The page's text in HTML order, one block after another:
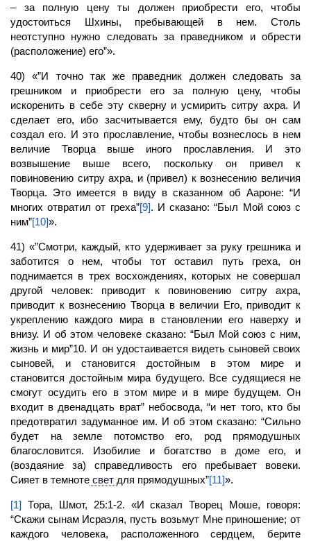
– за полную цену ты должен приобрести его, чтобы
удостоиться Шхины, пребывающей в нем. Столь
неотступно нужно следовать за праведником и обрести
(расположение) его”».
40) «”И точно так же праведник должен следовать за
грешником и приобрести его за полную цену, чтобы
искоренить в себе эту скверну и усмирить ситру ахра. И
сделает его, ибо засчитывается ему, будто бы он сам
создал его. И это прославление, чтобы вознеслось в нем
величие Творца выше иного прославления. И это
возвышение выше всего, поскольку он привел к
повиновению ситру ахра, и (привел) к вознесению величия
Творца. Это имеется в виду в сказанном об Аароне: “И
многих отвратил от греха”[9]. И сказано: “Был Мой союз с
ним”[10]».
41) «”Смотри, каждый, кто удерживает за руку грешника и
заботится о нем, чтобы тот оставил путь греха, он
поднимается в трех восхождениях, которых не совершал
другой человек: приводит к повиновению ситру ахра,
приводит к вознесению Творца в величии Его, приводит к
укреплению каждого мира в становлении его наверху и
внизу. И об этом человеке сказано: “Был Мой союз с ним,
жизнь и мир”10. И он удостаивается видеть сыновей своих
сыновей, и становится достойным в этом мире и
становится достойным мира будущего. Все судящиеся не
смогут осудить его в этом мире и в мире будущем. Он
входит в двенадцать врат” небосвода, “и нет того, кто бы
предотвратил задуманное им. И об этом сказано: “Сильно
будет на земле потомство его, род прямодушных
благословится. Изобилие и богатство в доме его, и
(воздаяние за) справедливость его пребывает вовеки.
Сияет в темноте свет для прямодушных”[11]».
[1] Тора, Шмот, 25:1-2. «И сказал Творец Моше, говоря:
“Скажи сынам Исраэля, пусть возьмут Мне приношение; от
каждого человека, расположенного сердцем, берите